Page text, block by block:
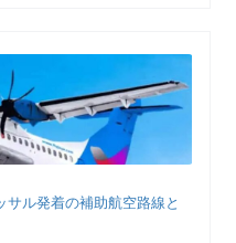
ル発着の補助航空路線と